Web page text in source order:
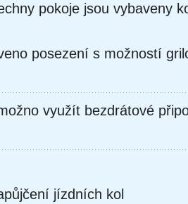
pokoje jsou vybaveny
posezení s možností
využít bezdrátové
jízdních kol